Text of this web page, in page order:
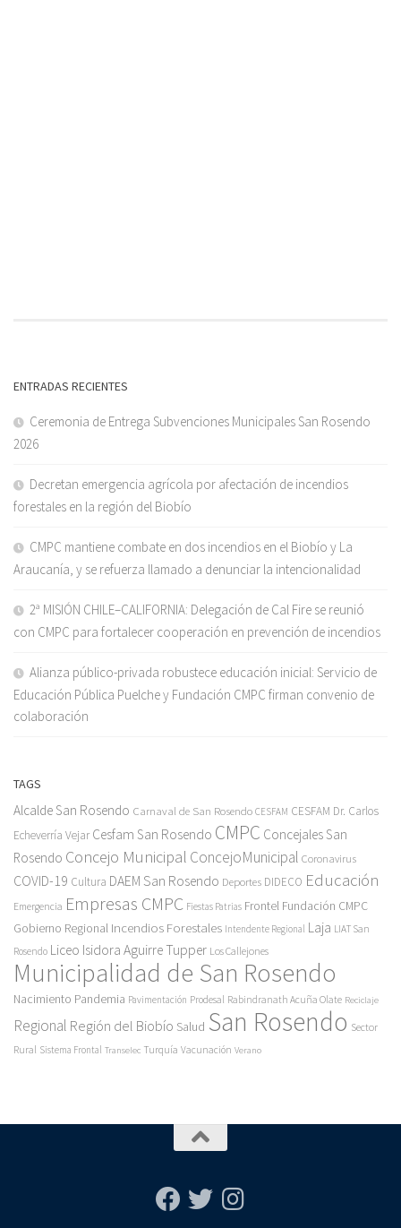
ENTRADAS RECIENTES
Ceremonia de Entrega Subvenciones Municipales San Rosendo
2026
Decretan emergencia agrícola por afectación de incendios
forestales en la región del Biobío
CMPC mantiene combate en dos incendios en el Biobío y La
Araucanía, y se refuerza llamado a denunciar la intencionalidad
2ª MISIÓN CHILE–CALIFORNIA: Delegación de Cal Fire se reunió
con CMPC para fortalecer cooperación en prevención de incendios
Alianza público-privada robustece educación inicial: Servicio de
Educación Pública Puelche y Fundación CMPC firman convenio de
colaboración
TAGS
Alcalde San Rosendo Carnaval de San Rosendo CESFAM CESFAM Dr. Carlos
Echeverría Vejar Cesfam San Rosendo CMPC Concejales San
Rosendo Concejo Municipal ConcejoMunicipal Coronavirus
COVID-19 Cultura DAEM San Rosendo Deportes DIDECO Educación
Emergencia Empresas CMPC Fiestas Patrias Frontel Fundación CMPC
Gobierno Regional Incendios Forestales Intendente Regional Laja LIAT San
Rosendo Liceo Isidora Aguirre Tupper Los Callejones
Municipalidad de San Rosendo
Nacimiento Pandemia Pavimentación Prodesal Rabindranath Acuña Olate Reciclaje
Regional Región del Biobío Salud San Rosendo Sector
Rural Sistema Frontal Transelec Turquía Vacunación Verano